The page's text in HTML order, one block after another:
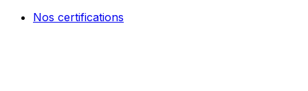
Nos certifications